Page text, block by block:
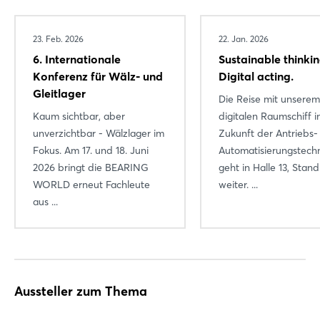
23. Feb. 2026
6. Internationale
Konferenz für Wälz- und
Gleitlager
Kaum sichtbar, aber
unverzichtbar - Wälzlager im
Fokus. Am 17. und 18. Juni
2026 bringt die BEARING
WORLD erneut Fachleute
aus ...
22. Jan. 2026
Sustainable
Digital acting.
Die Reise mit unserem
digitalen Raumschiff
Zukunft der
geht in Halle 13,
weiter. ...
Aussteller zum Thema
Login
Noch nicht angemeldet?
Jetzt registrieren